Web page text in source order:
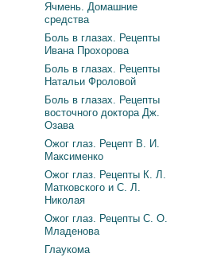
Ячмень. Домашние
средства
Боль в глазах. Рецепты
Ивана Прохорова
Боль в глазах. Рецепты
Натальи Фроловой
Боль в глазах. Рецепты
восточного доктора Дж.
Озава
Ожог глаз. Рецепт В. И.
Максименко
Ожог глаз. Рецепты К. Л.
Матковского и С. Л.
Николая
Ожог глаз. Рецепты С. О.
Младенова
Глаукома